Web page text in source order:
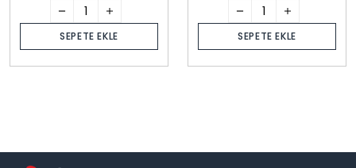
SEPETE EKLE SEPETE EKLE